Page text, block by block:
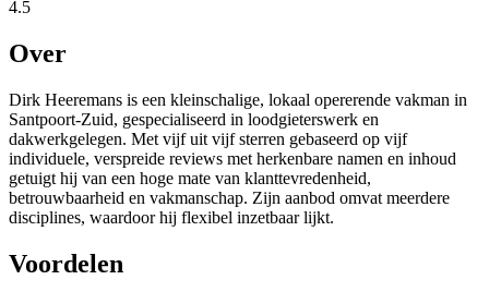
4.5
Over
Dirk Heeremans is een kleinschalige, lokaal opererende vakman in
Santpoort‑Zuid, gespecialiseerd in loodgieterswerk en
dakwerkgelegen. Met vijf uit vijf sterren gebaseerd op vijf
individuele, verspreide reviews met herkenbare namen en inhoud
getuigt hij van een hoge mate van klanttevredenheid,
betrouwbaarheid en vakmanschap. Zijn aanbod omvat meerdere
disciplines, waardoor hij flexibel inzetbaar lijkt.
Voordelen